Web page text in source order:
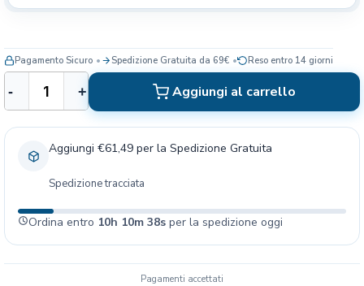
o
y
l
a
i
- + Aggiungi al carrello
Pagamento Sicuro Spedizione Gratuita da 69€ Reso entro 14 giorni
Aggiungi €61,49 per la Spedizione Gratuita
Spedizione tracciata
Ordina entro 10h 10m 37s per la spedizione oggi
Pagamenti accettati